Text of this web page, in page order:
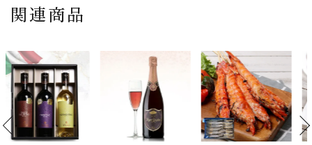
関連商品